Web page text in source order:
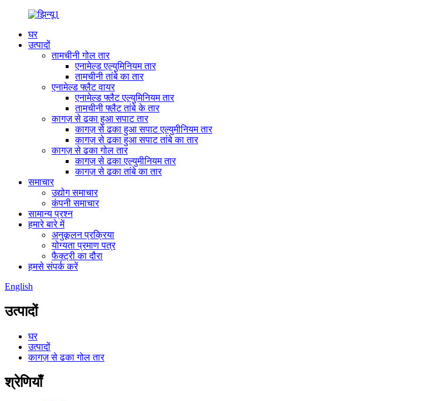
घर
उत्पादों
तामचीनी गोल तार
एनामेल्ड एल्युमिनियम तार
तामचीनी तांबे का तार
एनामेल्ड फ्लैट वायर
एनामेल्ड फ्लैट एल्युमिनियम तार
तामचीनी फ्लैट तांबे के तार
कागज़ से ढका हुआ सपाट तार
कागज़ से ढका हुआ सपाट एल्युमीनियम तार
कागज़ से ढका हुआ सपाट तांबे का तार
कागज़ से ढका गोल तार
कागज़ से ढका एल्युमीनियम तार
कागज़ से ढका तांबे का तार
समाचार
उद्योग समाचार
कंपनी समाचार
सामान्य प्रश्न
हमारे बारे में
अनुकूलन प्रक्रिया
योग्यता प्रमाण पत्र
फैक्ट्री का दौरा
हमसे संपर्क करें
English
उत्पादों
घर
उत्पादों
कागज़ से ढका गोल तार
श्रेणियाँ